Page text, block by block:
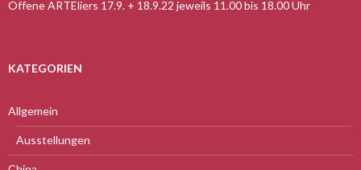
Offene ARTEliers 17.9. + 18.9.22 jeweils 11.00 bis 18.00 Uhr
KATEGORIEN
Allgemein
Ausstellungen